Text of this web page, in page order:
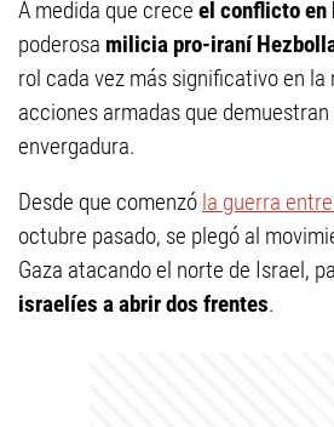
A medida que crece el conflicto en
poderosa milicia pro-iraní
rol cada vez más significativo en la
acciones armadas que
envergadura.
Desde que comenzó la guerra
octubre pasado, se plegó al
Gaza atacando el norte de Israel,
israelíes a abrir dos frentes.